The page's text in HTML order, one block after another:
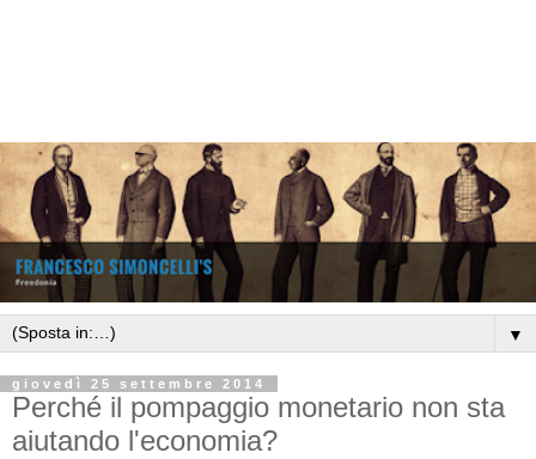
▼
giovedì 25 settembre 2014
Perché il pompaggio monetario non sta
aiutando l'economia?